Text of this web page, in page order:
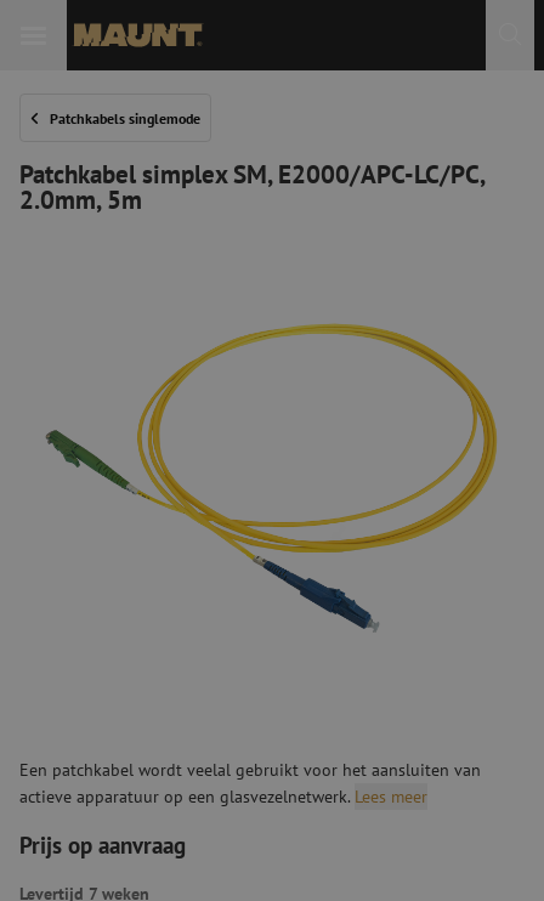
Patchkabels singlemode
Patchkabel simplex SM, E2000/APC-LC/PC,
2.0mm, 5m
Een patchkabel wordt veelal gebruikt voor het aansluiten van
actieve apparatuur op een glasvezelnetwerk. Lees meer
Prijs op aanvraag
Levertijd 7 weken